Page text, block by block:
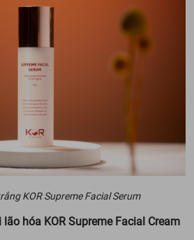
KOR Supreme Facial Serum
hóa KOR Supreme Facial Cream